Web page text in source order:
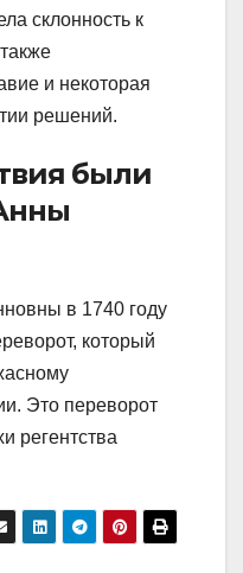
склонность к
и некоторая
решений.
были
в 1740 году
который
Это переворот
регентства